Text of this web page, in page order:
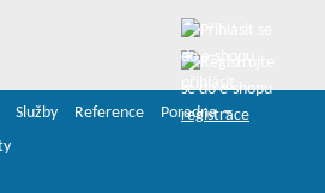
registrace
Služby Reference
Poradna